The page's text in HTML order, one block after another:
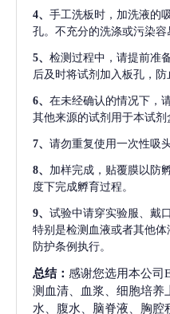
4、 手工洗板时，加洗液的
孔。不充分的洗涤或污染容
5、 检测过程中，请提前准
后及时将试剂加入板孔，防
6、 在未经确认的情况下，
其他来源的试剂用于本试剂
7、 请勿重复使用一次性吸
8、 加样完成，贴覆膜以防
度下完成孵育过程。
9、 试验中请穿实验服、戴
特别是检测血液或者其他
防护条例执行。
总结： 感谢您选用本公司
测血清、血浆、细胞培养
水、腹水、脑脊液、胸腔